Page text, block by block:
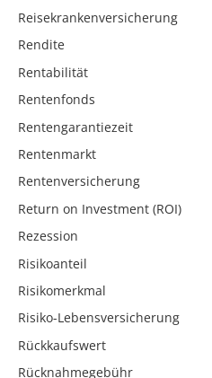
Reisekrankenversicherung
Rendite
Rentabilität
Rentenfonds
Rentengarantiezeit
Rentenmarkt
Rentenversicherung
Return on Investment (ROI)
Rezession
Risikoanteil
Risikomerkmal
Risiko-Lebensversicherung
Rückkaufswert
Rücknahmegebühr